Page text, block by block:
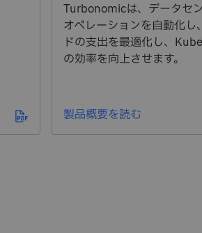
Turbonomicは、データセ
オペレーションを自動化し
ドの支出を最適化し、
の効率を向上させます。
製品概要を読む